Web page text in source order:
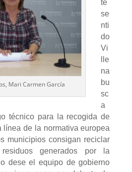
Mari Carmen García
te
se
nti
do
Vi
lle
na
bu
sc
a
técnico para la recogida de
línea de la normativa europea
municipios consigan reciclar
generados por la
dese el equipo de gobierno